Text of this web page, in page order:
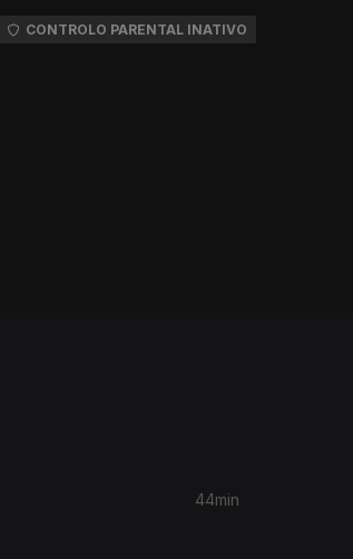
CONTROLO PARENTAL INATIVO
44min